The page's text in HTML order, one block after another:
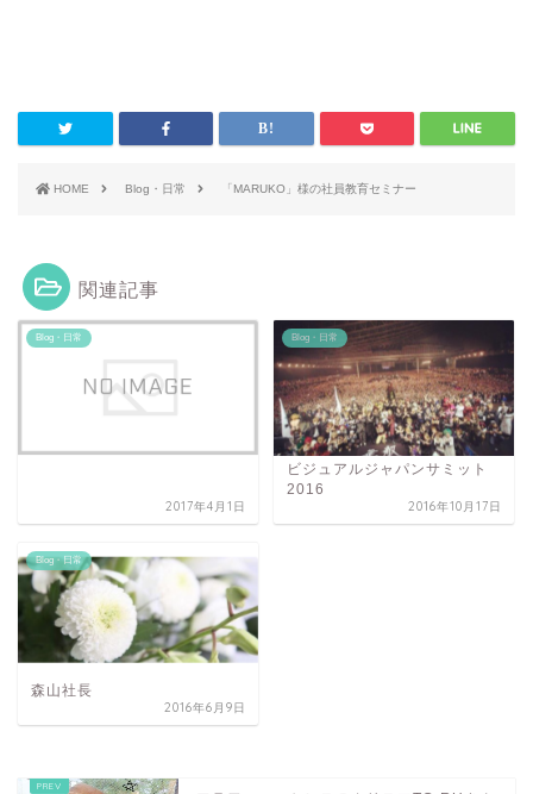
HOME Blog・日常 「MARUKO」様の社員教育セミナー
関連記事
Blog・日常
2017年4月1日
Blog・日常
ビジュアルジャパンサミット
2016
2016年10月17日
Blog・日常
森山社長
2016年6月9日